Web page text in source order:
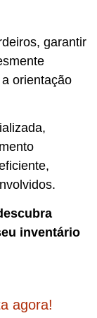
garantir
orientação
inventário
agora!